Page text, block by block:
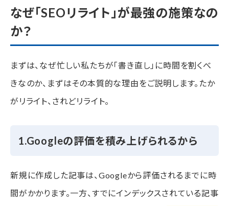
SEOリライトにおすすめの「4つのツール」
3.ChatGPT/Gemini（基本無料）
なぜ「SEOリライト」が最強の施策なの
か？
まずは、なぜ忙しい私たちが「書き直し」に時間を割くべ
きなのか、まずはその本質的な理由をご説明します。たか
がリライト、されどリライト。
1.Googleの評価を積み上げられるから
新規に作成した記事は、Googleから評価されるまでに時
間がかかります。一方、すでにインデックスされている記事